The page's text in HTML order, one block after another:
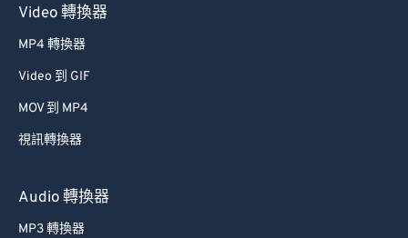
Video 轉換器
MP4 轉換器
Video 到 GIF
MOV 到 MP4
視訊轉換器
Audio 轉換器
MP3 轉換器